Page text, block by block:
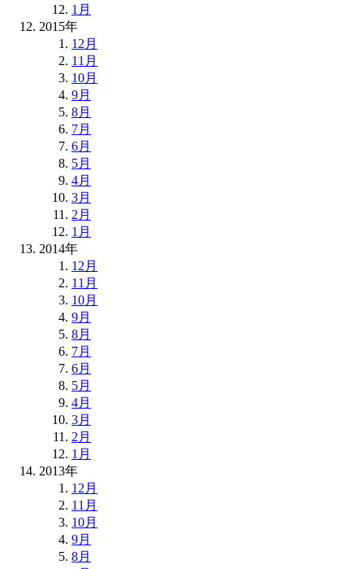
1月
2015年
12月
11月
10月
9月
8月
7月
6月
5月
4月
3月
2月
1月
2014年
12月
11月
10月
9月
8月
7月
6月
5月
4月
3月
2月
1月
2013年
12月
11月
10月
9月
8月